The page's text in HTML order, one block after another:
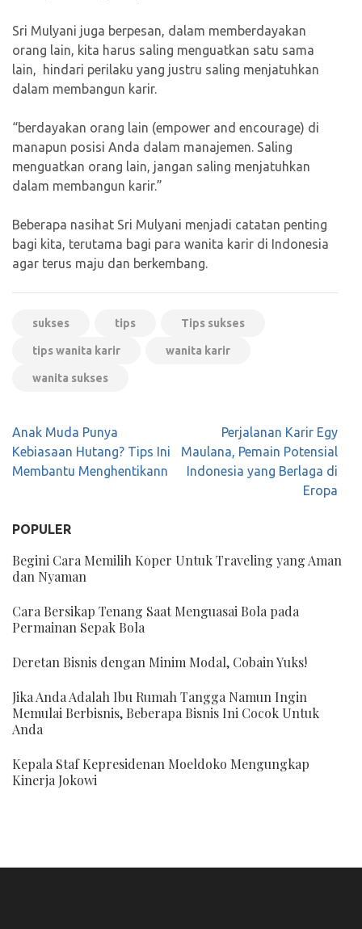
Sri Mulyani juga berpesan, dalam memberdayakan
orang lain, kita harus saling menguatkan satu sama
lain, hindari perilaku yang justru saling menjatuhkan
dalam membangun karir.
“berdayakan orang lain (empower and encourage) di
manapun posisi Anda dalam manajemen. Saling
menguatkan orang lain, jangan saling menjatuhkan
dalam membangun karir.”
Beberapa nasihat Sri Mulyani menjadi catatan penting
bagi kita, terutama bagi para wanita karir di Indonesia
agar terus maju dan berkembang.
sukses tips Tips sukses
tips wanita karir wanita karir
wanita sukses
Navigasi
pos
Anak Muda Punya
Kebiasaan Hutang? Tips Ini
Membantu Menghentikann
Perjalanan Karir Egy
Maulana, Pemain Potensial
Indonesia yang Berlaga di
Eropa
POPULER
Begini Cara Memilih Koper Untuk Traveling yang Aman
dan Nyaman
Cara Bersikap Tenang Saat Menguasai Bola pada
Permainan Sepak Bola
Deretan Bisnis dengan Minim Modal, Cobain Yuks!
Jika Anda Adalah Ibu Rumah Tangga Namun Ingin
Memulai Berbisnis, Beberapa Bisnis Ini Cocok Untuk
Anda
Kepala Staf Kepresidenan Moeldoko Mengungkap
Kinerja Jokowi